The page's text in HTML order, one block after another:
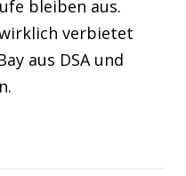
bleiben aus.
verbietet
aus DSA und